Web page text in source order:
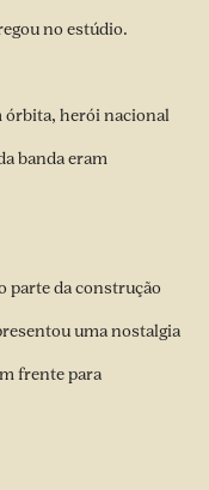
no estúdio.
órbita, herói nacional
banda eram
parte da construção
uma nostalgia
frente para